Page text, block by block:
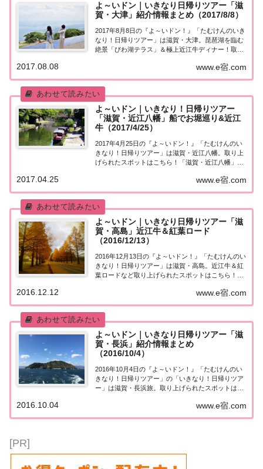
よ～いドン｜いきなり日帰りツアー「滋
賀・大津」紹介情報まとめ（2017/8/8）
2017年8月8日の『よ～いドン！』「たむけんのいき
なり！日帰りツアー」は滋賀・大津。琵琶湖を臨む
絶景「びわ湖テラス」＆極上近江牛ディナー！取り
りツアー今日の『たむけんの日帰りツアー』は滋
賀・大津。・琵琶湖を見渡す絶景テラスで体験!?...
www.e宿.com
2017.08.08
よ～いドン｜いきなり！日帰りツアー
「滋賀・近江八幡」船でお堀巡り&近江
牛（2017/4/25）
2017年4月25日の『よ～いドン！』「たむけんのい
きなり！日帰りツアー」は滋賀・近江八幡。取り上
げられたスポットはこちら！「滋賀・近江八幡」日
賀・近江八幡。・近江の郷土料理でランチ・近江商
人の町を散策・ゆったり八幡堀めぐり・近江牛の...
www.e宿.com
2017.04.25
よ～いドン｜いきなり日帰りツアー「滋
賀・高島」近江牛＆紅葉ロード
（2016/12/13）
2016年12月13日の『よ～いドン！』「たむけんのい
きなり！日帰りツアー」は滋賀・高島。近江牛＆紅
葉ロードなど取り上げられたスポットはこちら！
帰りツアー』は滋賀。・郷土料理「とんちゃん焼
き」ランチ・2.4㎞続く紅葉ロード「メタセコイ...
www.e宿.com
2016.12.12
よ～いドン｜いきなり日帰りツアー「滋
賀・長浜」紹介情報まとめ
（2016/10/4）
2016年10月4日の『よ～いドン！』「たむけんのい
きなり！日帰りツアー」の「いきなり！日帰りツア
ー」は滋賀・長浜旅。取り上げられたスポットはこ
んの日帰りツアー』は滋賀・長浜旅。・郷土料理 焼
鯖そうめんランチ・神が宿る島 パワースポッ...
www.e宿.com
2016.10.04
[PR]